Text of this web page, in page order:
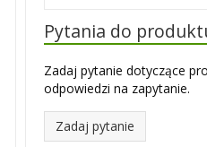
Pytania do
Zadaj pytanie dotyczące
odpowiedzi na zapytanie.
Zadaj pytanie